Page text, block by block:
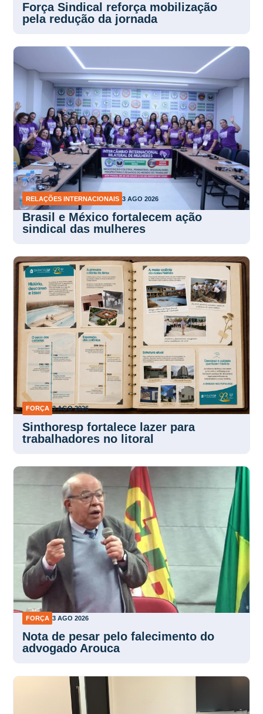
Força Sindical reforça mobilização
pela redução da jornada
RELAÇÕES INTERNACIONAIS 3 AGO 2026
Brasil e México fortalecem ação
sindical das mulheres
FORÇA 3 AGO 2026
Sinthoresp fortalece lazer para
trabalhadores no litoral
FORÇA 3 AGO 2026
Nota de pesar pelo falecimento do
advogado Arouca